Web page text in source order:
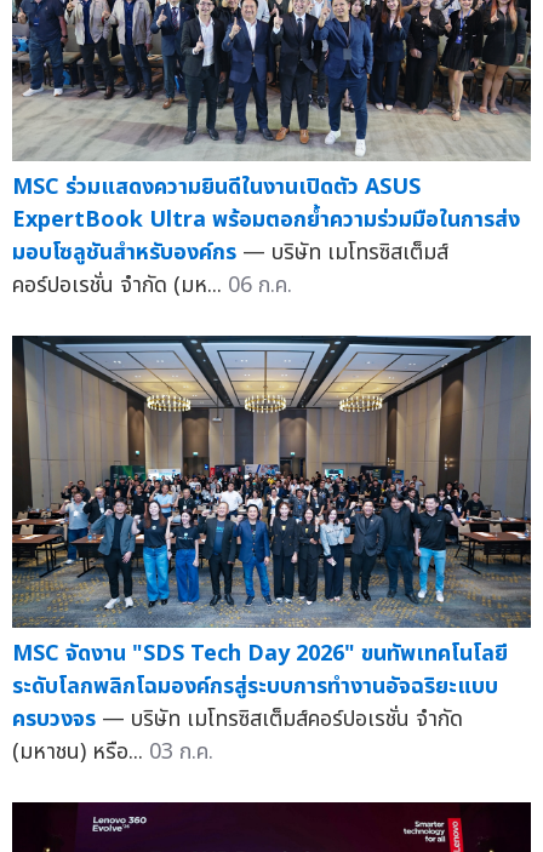
MSC ร่วมแสดงความยินดีในงานเปิดตัว ASUS
ExpertBook Ultra พร้อมตอกย้ำความร่วมมือในการส่ง
มอบโซลูชันสำหรับองค์กร — บริษัท เมโทรซิสเต็มส์
คอร์ปอเรชั่น จำกัด (มห... 06 ก.ค.
MSC จัดงาน "SDS Tech Day 2026" ขนทัพเทคโนโลยี
ระดับโลกพลิกโฉมองค์กรสู่ระบบการทำงานอัจฉริยะแบบ
ครบวงจร — บริษัท เมโทรซิสเต็มส์คอร์ปอเรชั่น จำกัด
(มหาชน) หรือ... 03 ก.ค.